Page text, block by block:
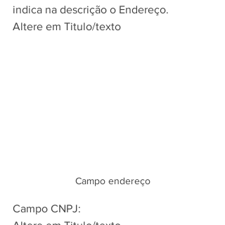
indica na descrição o Endereço.
Altere em Titulo/texto
Campo endereço
Campo CNPJ: